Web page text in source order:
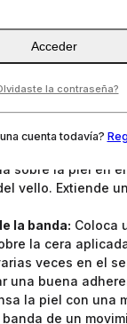
más
muñeca o en una
de proceder
espátula:Con
sobre la piel en
vello. Extiende
la banda: Coloca
la cera
veces en el
una buena
la piel con una
de un
Acceder
la contraseña?
cuenta todavía?